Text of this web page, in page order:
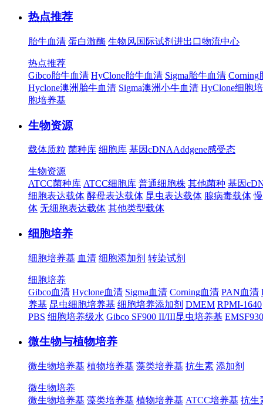
热点推荐
胎牛血清 蛋白激酶 生物风国际试剂进出口物流中心
热点推荐
Gibco胎牛血清 HyClone胎牛血清 Sigma胎牛血清 Corning
Hyclone澳洲胎牛血清 Sigma澳洲小牛血清 HyClone细胞
胞培养基
生物资源
载体质粒 菌种库 细胞库 基因cDNAAddgene感受态
生物资源
ATCC菌种库 ATCC细胞库 普通细胞株 其他菌种 基因
细胞表达载体 酵母表达载体 昆虫表达载体 腺病毒载体
体 无细胞表达载体 其他类型载体
细胞培养
细胞培养基 血清 细胞添加剂 转染试剂
细胞培养
Gibco血清 Hyclone血清 Sigma血清 Corning血清 PAN血清
养基 昆虫细胞培养基 细胞培养添加剂 DMEM RPMI-1640
PBS 细胞培养级水 Gibco SF900 II/III昆虫培养基
微生物与植物培养
微生物培养基 植物培养基 藻类培养基 抗生素 添加剂
微生物培养
微生物培养基 藻类培养基 植物培养基 ATCC培养基 抗生